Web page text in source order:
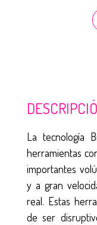
La tecnología
herramientas
importantes
y a gran
real. Estas
de ser